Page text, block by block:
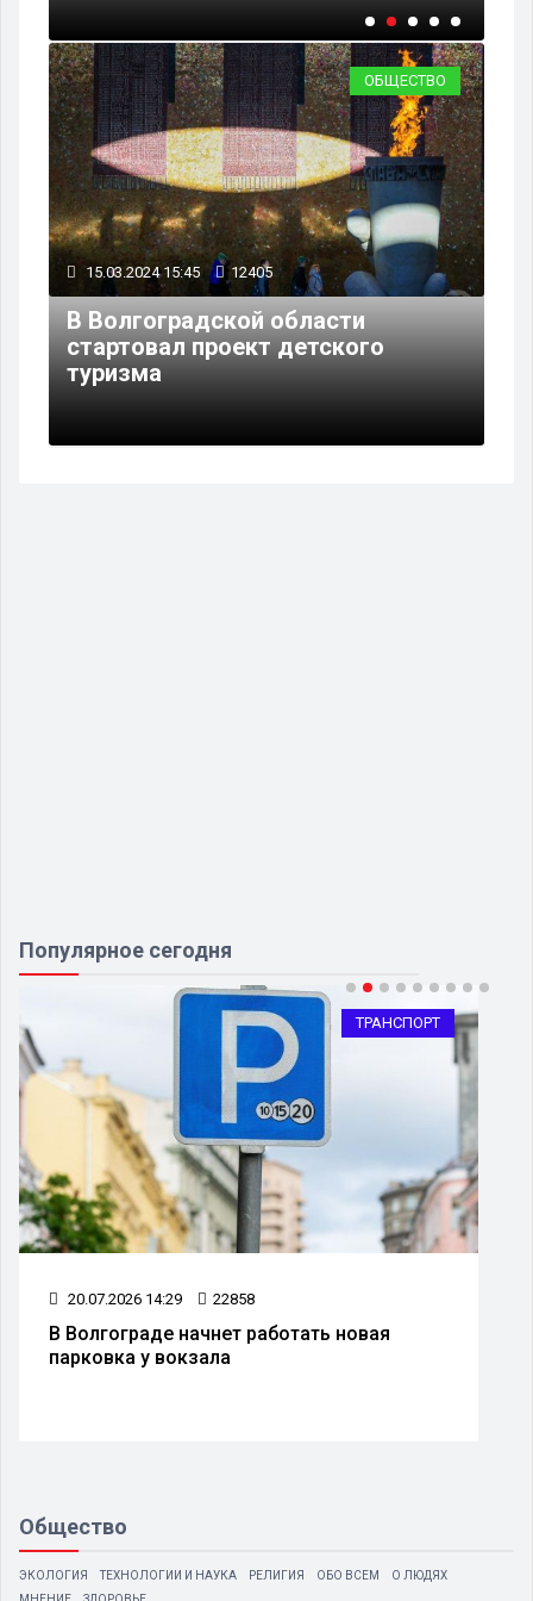
ОБЩЕСТВО
15.03.2024 15:45 12405
В Волгоградской области
стартовал проект детского
туризма
Популярное сегодня
ТРАНСПОРТ
20.07.2026 14:29 22858
В Волгограде начнет работать новая
парковка у вокзала
Общество
ЭКОЛОГИЯ ТЕХНОЛОГИИ И НАУКА РЕЛИГИЯ ОБО ВСЕМ
О ЛЮДЯХ